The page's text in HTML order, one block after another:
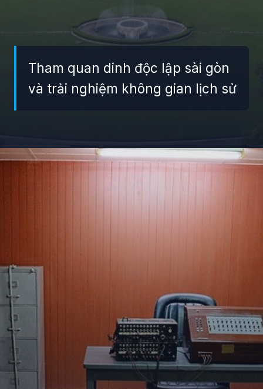
Tham quan dinh độc lập sài gòn
và trải nghiệm không gian lịch sử
Đang mở https://giaydabonghana.com/dinh-doc-lap-luu-giu-ky-uc-chien-tranh-va-lich-su-viet-nam